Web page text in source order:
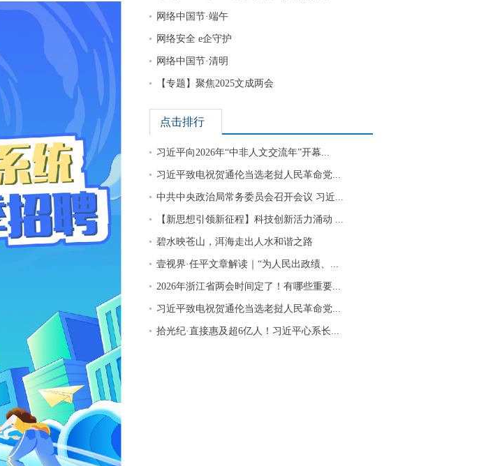
网络中国节·端午
网络安全 e企守护
网络中国节·清明
【专题】聚焦2025文成两会
点击排行
习近平向2026年“中非人文交流年”开幕...
习近平致电祝贺通伦当选老挝人民革命党...
中共中央政治局常务委员会召开会议 习近...
【新思想引领新征程】科技创新活力涌动 ...
碧水映苍山，洱海走出人水和谐之路
壹视界·任平文章解读｜“为人民出政绩、...
2026年浙江省两会时间定了！有哪些重要...
习近平致电祝贺通伦当选老挝人民革命党...
拾光纪·直接惠及超6亿人！习近平心系长...